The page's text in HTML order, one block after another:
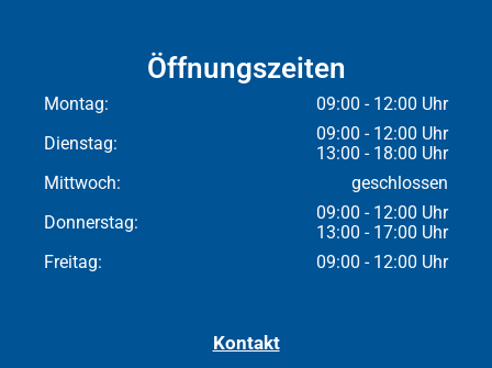
Öffnungszeiten
Montag:
09:00 - 12:00 Uhr
Dienstag:
09:00 - 12:00 Uhr
13:00 - 18:00 Uhr
Mittwoch:
geschlossen
Donnerstag:
09:00 - 12:00 Uhr
13:00 - 17:00 Uhr
Freitag:
09:00 - 12:00 Uhr
Kontakt